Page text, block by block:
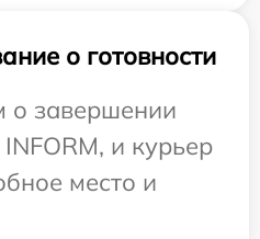
о готовности
завершении
и курьер
место и